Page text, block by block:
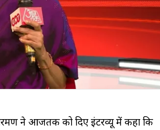
ने आजतक को दिए इंटरव्यू में कहा कि